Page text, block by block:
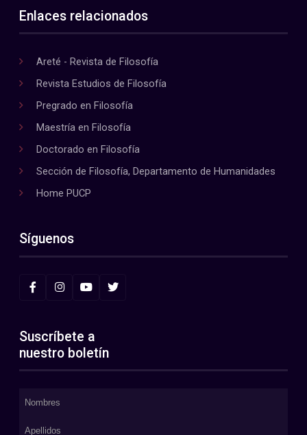
Enlaces relacionados
Areté - Revista de Filosofía
Revista Estudios de Filosofía
Pregrado en Filosofía
Maestría en Filosofía
Doctorado en Filosofía
Sección de Filosofía, Departamento de Humanidades
Home PUCP
Síguenos
Suscríbete a
nuestro boletín